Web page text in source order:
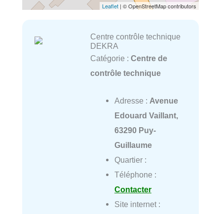
Leaflet | © OpenStreetMap contributors
Centre contrôle technique
DEKRA
Catégorie : Centre de
contrôle technique
Adresse : Avenue
Edouard Vaillant,
63290 Puy-
Guillaume
Quartier :
Téléphone :
Contacter
Site internet :